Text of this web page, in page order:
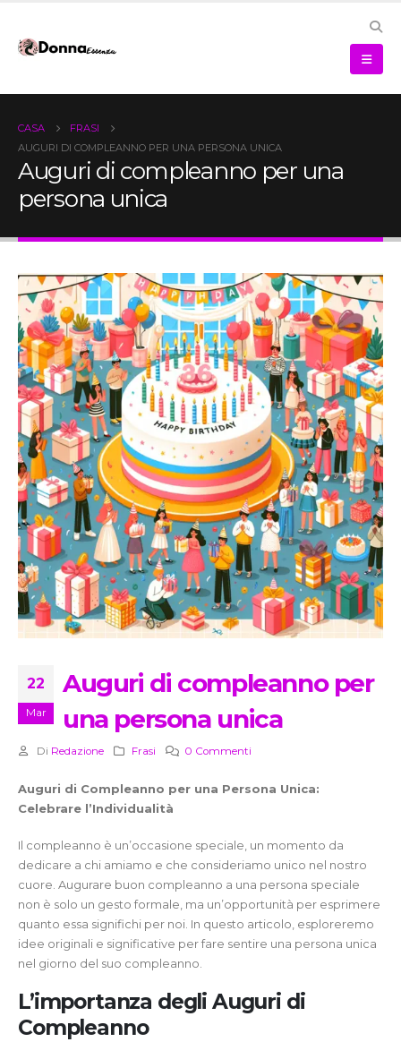
CASA
FRASI
AUGURI DI COMPLEANNO PER UNA PERSONA UNICA
Auguri di compleanno per una
persona unica
22
Mar
Auguri di compleanno per
una persona unica
Di Redazione Frasi 0 Commenti
Auguri di Compleanno per una Persona Unica:
Celebrare l’Individualità
Il compleanno è un’occasione speciale, un momento da
dedicare a chi amiamo e che consideriamo unico nel nostro
cuore. Augurare buon compleanno a una persona speciale
non è solo un gesto formale, ma un’opportunità per esprimere
quanto essa significhi per noi. In questo articolo, esploreremo
idee originali e significative per fare sentire una persona unica
nel giorno del suo compleanno.
L’importanza degli Auguri di
Compleanno